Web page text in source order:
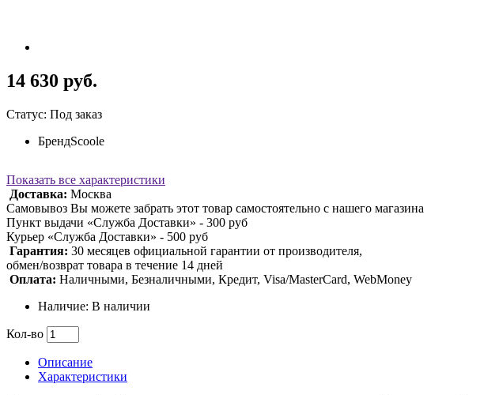
14 630 руб.
Статус: Под заказ
БрендScoole
Показать все характеристики
Доставка: Москва
Самовывоз Вы можете забрать этот товар самостоятельно с нашего магазина
Пункт выдачи «Служба Доставки» - 300 руб
Курьер «Служба Доставки» - 500 руб
Гарантия: 30 месяцев официальной гарантии от производителя,
обмен/возврат товара в течение 14 дней
Оплата: Наличными, Безналичными, Кредит, Visa/MasterCard, WebMoney
Наличие: В наличии
Кол-во
Описание
Характеристики